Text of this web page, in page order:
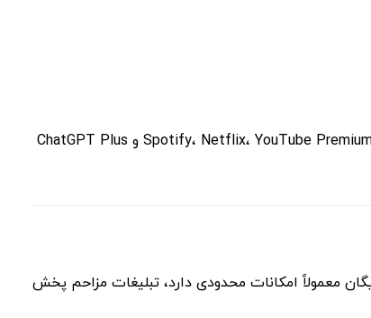
دسترسی به نسخه‌های پریمیوم جهانی با خرید پریمیوم ووچر، بدون نیاز به کارت بین‌المللی، اشتراک پریمیوم سرویس‌هایی مثل Spotify، Netflix، YouTube Premium، Canva و ChatGPT Plus
معمولاً امکانات محدودی دارد، تبلیغات مزاحم پخش